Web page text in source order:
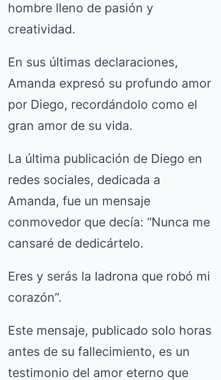
hombre lleno de pasión y
creatividad.
En sus últimas declaraciones,
Amanda expresó su profundo amor
por Diego, recordándolo como el
gran amor de su vida.
La última publicación de Diego en
redes sociales, dedicada a
Amanda, fue un mensaje
conmovedor que decía: “Nunca me
cansaré de dedicártelo.
Eres y serás la ladrona que robó mi
corazón”.
Este mensaje, publicado solo horas
antes de su fallecimiento, es un
testimonio del amor eterno que